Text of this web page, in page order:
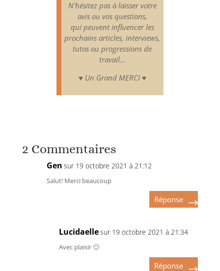
N'hésitez pas à laisser votre
avis ou vos questions,
qui peuvent influencer les
prochains articles, interviews,
tutos ou progressions de
travail...
♥ Un Grand MERCI ♥
2 Commentaires
Gen sur 19 octobre 2021 à 21:12
Salut! Merci beaucoup
Réponse
Lucidaellesur 19 octobre 2021 à 21:34
Avec plaisir 🙂
Réponse